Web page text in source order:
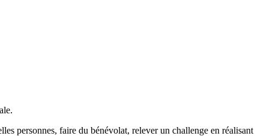
personnes, faire du bénévolat, relever un challenge en réalisant